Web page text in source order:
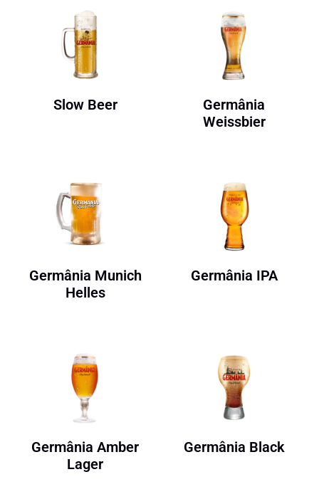
Slow Beer
Germânia
Weissbier
Germânia Munich
Helles
Germânia IPA
Germânia Amber
Lager
Germânia Black